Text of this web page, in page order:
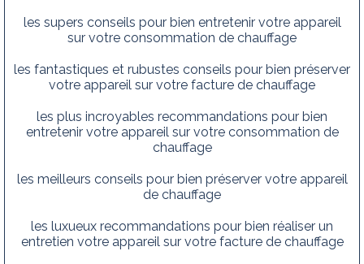
les supers conseils pour bien entretenir votre appareil
sur votre consommation de chauffage
les fantastiques et rubustes conseils pour bien préserver
votre appareil sur votre facture de chauffage
les plus incroyables recommandations pour bien
entretenir votre appareil sur votre consommation de
chauffage
les meilleurs conseils pour bien préserver votre appareil
de chauffage
les luxueux recommandations pour bien réaliser un
entretien votre appareil sur votre facture de chauffage